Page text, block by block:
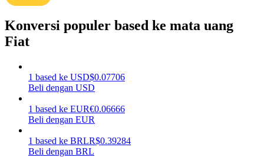
Menghasilkan
Konversi populer based ke mata uang
Fiat
1 based ke USD$0.07706
Beli dengan USD
1 based ke EUR€0.06666
Beli dengan EUR
1 based ke BRLR$0.39284
Beli dengan BRL